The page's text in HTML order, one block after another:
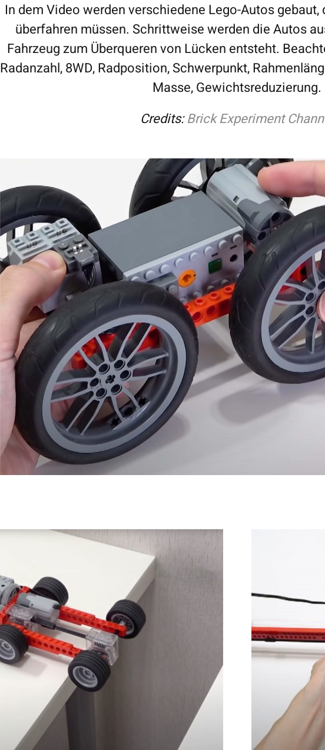
In dem Video werden verschiedene Lego-Autos
überfahren müssen. Schrittweise werden die Autos
Fahrzeug zum Überqueren von Lücken entsteht.
Radanzahl, 8WD, Radposition, Schwerpunkt,
Masse, Gewichtsreduzierung.
Credits:Brick Experiment